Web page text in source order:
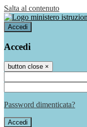
Salta al contenuto
Accedi
Accedi
button close ×
Password dimenticata?